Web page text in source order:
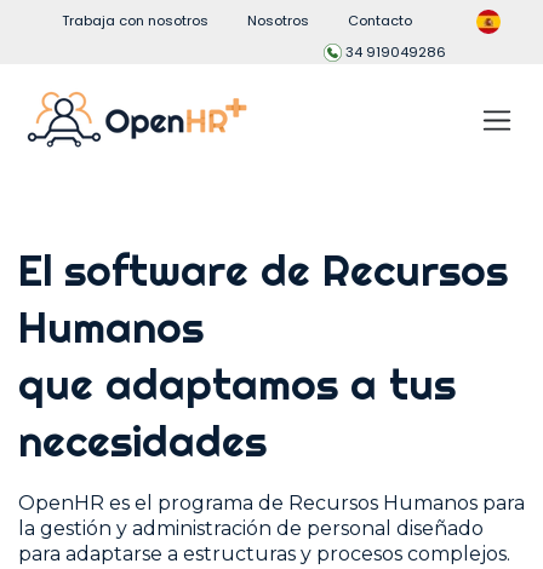
Trabaja con nosotros Nosotros
Contacto
34 919049286
El software de Recursos
Humanos
que adaptamos a tus
necesidades
OpenHR es el programa de Recursos Humanos para
la gestión y administración de personal diseñado
para adaptarse a estructuras y procesos complejos.